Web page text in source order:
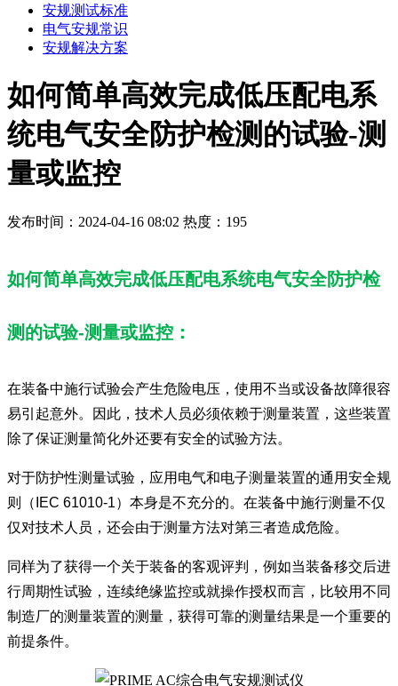
安规测试标准
电气安规常识
安规解决方案
如何简单高效完成低压配电系
统电气安全防护检测的试验-测
量或监控
发布时间：2024-04-16 08:02 热度：195
如何简单高效完成低压配电系统电气安全防护检
测的试验-测量或监控：
在装备中施行试验会产生危险电压，使用不当或设备故障很容
易引起意外。因此，技术人员必须依赖于测量装置，这些装置
除了保证测量简化外还要有安全的试验方法。
对于防护性测量试验，应用电气和电子测量装置的通用安全规
则（IEC 61010-1）本身是不充分的。在装备中施行测量不仅
仅对技术人员，还会由于测量方法对第三者造成危险。
同样为了获得一个关于装备的客观评判，例如当装备移交后进
行周期性试验，连续绝缘监控或就操作授权而言，比较用不同
制造厂的测量装置的测量，获得可靠的测量结果是一个重要的
前提条件。